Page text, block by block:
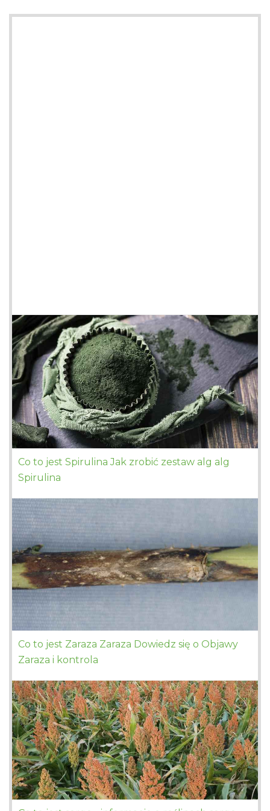
Co to jest Spirulina Jak zrobić zestaw alg alg
Spirulina
Co to jest Zaraza Zaraza Dowiedz się o Objawy
Zaraza i kontrola